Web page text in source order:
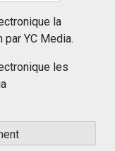
la
YC Media.
les